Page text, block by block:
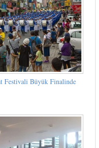
Festivali Büyük Finalinde